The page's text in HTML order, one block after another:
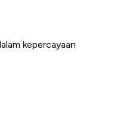
kepercayaan